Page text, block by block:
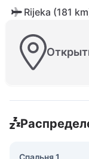
Rijeka (181
Спальня 1